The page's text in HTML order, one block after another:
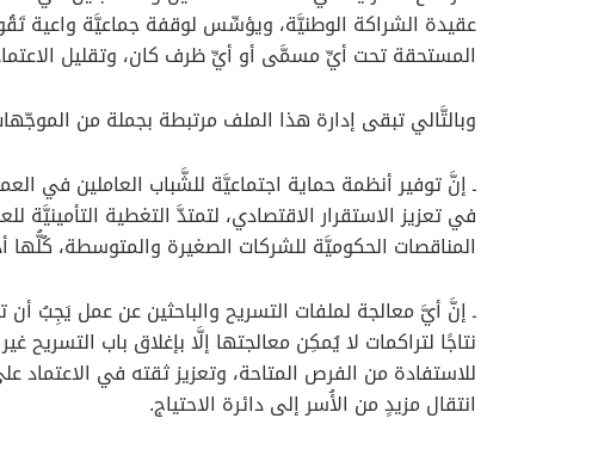
عقيدة الشراكة الوطنيَّة، ويؤسِّس لوقفة جماعيَّة واعية
المستحقة تحت أيِّ مسمَّى أو أيِّ ظرف كان، وتقليل
وبالتَّالي تبقى إدارة هذا الملف مرتبطة بجملة من
ـ إنَّ توفير أنظمة حماية اجتماعيَّة للشَّباب العاملين في
في تعزيز الاستقرار الاقتصادي، لتمتدَّ التغطية
المناقصات الحكوميَّة للشركات الصغيرة والمتوسطة،
ـ إنَّ أيَّ معالجة لملفات التسريح والباحثين عن عمل يَجِبُ أن
نتاجًا لتراكمات لا يُمكِن معالجتها إلَّا بإغلاق باب
للاستفادة من الفرص المتاحة، وتعزيز ثقته في
انتقال مزيدٍ من الأُسر إلى دائرة الاحتياج.